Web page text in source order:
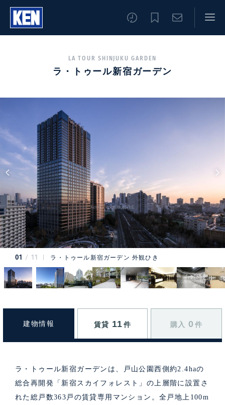
LA TOUR SHINJUKU GARDEN
ラ・トゥール新宿ガーデン
01 11 ラ・トゥール新宿ガーデン 外観ひき
建物情報 賃貸 11 件 購入 0 件
ラ・トゥール新宿ガーデンは、戸山公園西側約2.4haの
総合再開発「新宿スカイフォレスト」の上層階に設置さ
れた総戸数363戸の賃貸専用マンション。全戸地上100m